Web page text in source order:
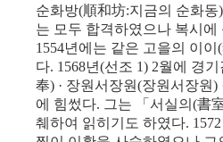
순화방(順和坊:지금의 순화동)
는 모두 합격하였으나 복시
1554년에는 같은 고을의 이이 (
다. 1568년(선조 1) 2월에 경기
奉) · 장원서장원(장원서장원)
에 힘썼다. 그는 「 서실의 (書
췌하여 읽히기도 하였다. 1572